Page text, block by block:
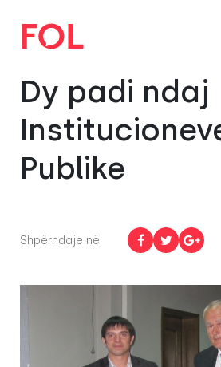
Dy padi ndaj
Publike
Shpërndaje në: